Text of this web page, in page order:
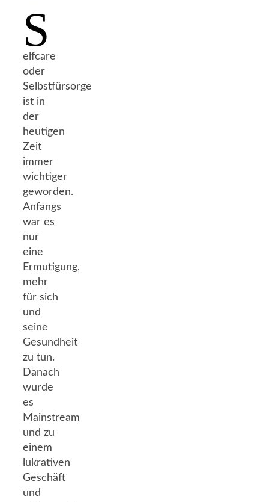
S
elfcare
oder
Selbstfürsorge
ist in
der
heutigen
Zeit
immer
wichtiger
geworden.
Anfangs
war es
nur
eine
Ermutigung,
mehr
für sich
und
seine
Gesundheit
zu tun.
Danach
wurde
es
Mainstream
und zu
einem
lukrativen
Geschäft
und